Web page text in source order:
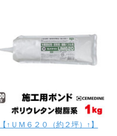
【↑ＵＭ６２０（約２坪）↑】